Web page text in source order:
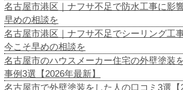
名古屋市港区｜ナフサ不足で防水工事に影
早めの相談を
名古屋市港区｜ナフサ不足でシーリング工
今こそ早めの相談を
名古屋市のハウスメーカー住宅の外壁塗装
事例3選【2026年最新】
名古屋市で外壁塗装をした人の口コミ3選